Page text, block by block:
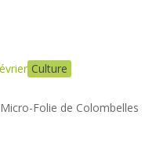
Culture
Folie de Colombelles